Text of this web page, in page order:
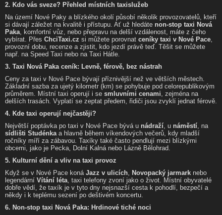
2. Kdo vás sveze? Přehled místních taxislužeb
Na území Nové Paky a blízkého okolí působí několik provozovatelů, kteří
si dávají záležet na kvalitě i přístupu. Ať už hledáte non-stop taxi Nová
Paka , komfortní vůz, nebo přepravu na delší vzdálenost, máte z čeho
vybírat. Přes ChciTaxi.cz si můžete porovnat ceníky taxi v Nové Pace
provozní dobu, recenze a zjistit, kdo jezdí právě teď. Těšit se můžete
např. na Speed Taxi nebo na Taxi Hátle.
3. Taxi Nová Paka ceník: Levně, férově, bez nástrah
Ceny za taxi v Nové Pace bývají příznivější než ve větších městech.
Základní sazba za ujetý kilometr (km) se pohybuje pod celorepublikovým
průměrem. Místní taxi operují i se smluvními cenami , zejména na
delších trasách. Vyplatí se zeptat předem, řidiči jsou zvyklí jednat férově.
4. Kde taxi operují nejčastěji?
Největší poptávka po taxi v Nové Pace bývá u nádraží , u náměstí , na
sídlišti Studénka a hlavně během víkendových večerů, kdy mladší
ročníky míří za zábavou. Taxíky také často pendlují mezi blízkými
obcemi, jako je Pecka, Dolní Kalná nebo Lázně Bělohrad.
5. Kulturní dění a vliv na taxi provoz
Když se v Nové Pace koná Jazz v ulicích Novopacký jarmark nebo
legendární Vítání léta , taxi telefony zvoní jako o život. Místní obyvatelé
dobře vědí, že taxík je v tyto dny nejsnazší cesta k pohodlí, bezpečí a
někdy i k teplému sezení po deštivém koncertu.
6. Non-stop taxi Nová Paka: Hrdinové tiché noci